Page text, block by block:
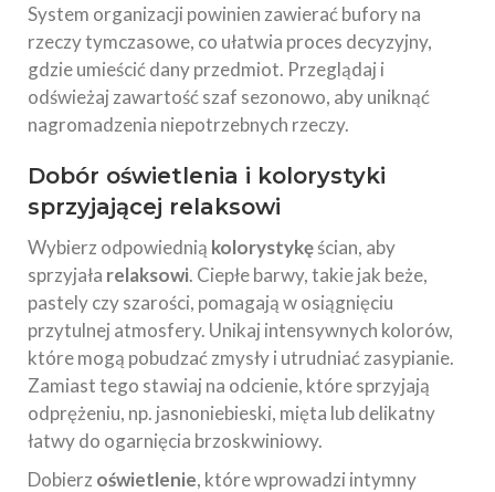
System organizacji powinien zawierać bufory na
rzeczy tymczasowe, co ułatwia proces decyzyjny,
gdzie umieścić dany przedmiot. Przeglądaj i
odświeżaj zawartość szaf sezonowo, aby uniknąć
nagromadzenia niepotrzebnych rzeczy.
Dobór oświetlenia i kolorystyki
sprzyjającej relaksowi
Wybierz odpowiednią kolorystykęścian, aby
sprzyjała relaksowi. Ciepłe barwy, takie jak beże,
pastely czy szarości, pomagają w osiągnięciu
przytulnej atmosfery. Unikaj intensywnych kolorów,
które mogą pobudzać zmysły i utrudniać zasypianie.
Zamiast tego stawiaj na odcienie, które sprzyjają
odprężeniu, np. jasnoniebieski, mięta lub delikatny
łatwy do ogarnięcia brzoskwiniowy.
Dobierz oświetlenie, które wprowadzi intymny